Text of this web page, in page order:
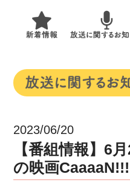
2023/06/20
【番組情報】6
の映画